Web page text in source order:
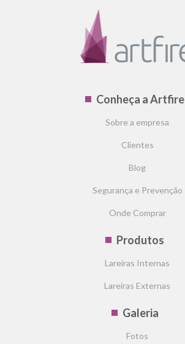
Conheça a Artfire
Sobre a empresa
Clientes
Blog
Segurança e Prevenção
Onde Comprar
Produtos
Lareiras Internas
Lareiras Externas
Galeria
Fotos